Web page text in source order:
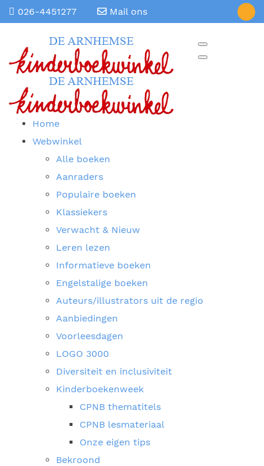
026-4451277 Mail ons
Home
Webwinkel
Alle boeken
Aanraders
Populaire boeken
Klassiekers
Verwacht & Nieuw
Leren lezen
Informatieve boeken
Engelstalige boeken
Auteurs/illustrators uit de regio
Aanbiedingen
Voorleesdagen
LOGO 3000
Diversiteit en inclusiviteit
Kinderboekenweek
CPNB thematitels
CPNB lesmateriaal
Onze eigen tips
Bekroond